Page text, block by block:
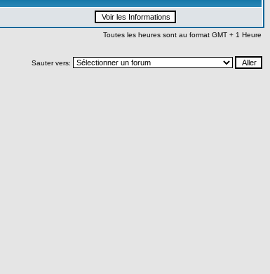
Toutes les heures sont au format GMT + 1 Heure
Sauter vers: